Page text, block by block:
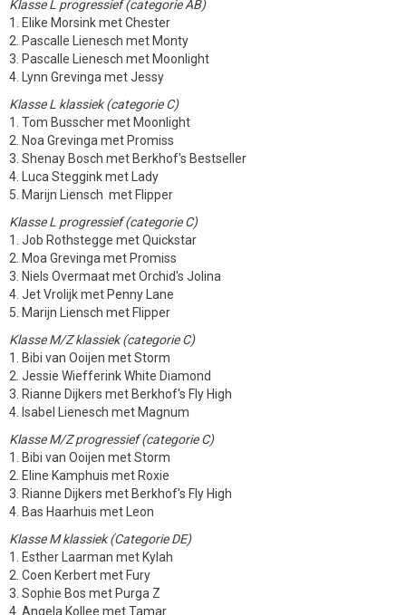
Klasse L progressief (categorie AB)
1. Elike Morsink met Chester
2. Pascalle Lienesch met Monty
3. Pascalle Lienesch met Moonlight
4. Lynn Grevinga met Jessy
Klasse L klassiek (categorie C)
1. Tom Busscher met Moonlight
2. Noa Grevinga met Promiss
3. Shenay Bosch met Berkhof's Bestseller
4. Luca Steggink met Lady
5. Marijn Liensch met Flipper
Klasse L progressief (categorie C)
1. Job Rothstegge met Quickstar
2. Moa Grevinga met Promiss
3. Niels Overmaat met Orchid's Jolina
4. Jet Vrolijk met Penny Lane
5. Marijn Liensch met Flipper
Klasse M/Z klassiek (categorie C)
1. Bibi van Ooijen met Storm
2. Jessie Wiefferink White Diamond
3. Rianne Dijkers met Berkhof's Fly High
4. Isabel Lienesch met Magnum
Klasse M/Z progressief (categorie C)
1. Bibi van Ooijen met Storm
2. Eline Kamphuis met Roxie
3. Rianne Dijkers met Berkhof's Fly High
4. Bas Haarhuis met Leon
Klasse M klassiek (Categorie DE)
1. Esther Laarman met Kylah
2. Coen Kerbert met Fury
3. Sophie Bos met Purga Z
4. Angela Kollee met Tamar